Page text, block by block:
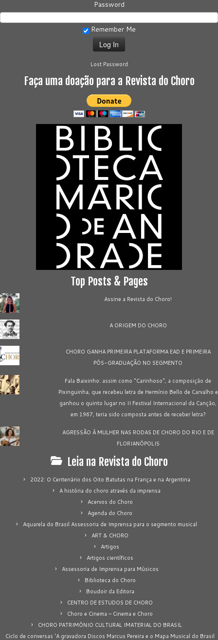
Password
Remember Me
Lost Password
Faça uma doação para a Revista do Choro
Top Posts & Pages
Assine a Revista do Choro!
A ORIGEM DO CHORO
CHORO GANHA PRIMEIRA PLATAFORMA EAD E PRIMEIRA
PÓS-GRADUAÇÃO NO SEGMENTO
Fala Baixinho: assim como "Carinhoso", a composição de
Pixinguinha, que recebeu letra de Hermínio Bello de Carvalho e
ganhou o quinto lugar no II Festival Internacional da Canção,
em 1967, teria sido composta antes de receber letra?
AGRESSÃO À MULHER NAS RODAS DE CHORO DO RIO E DE
FLORIANÓPOLIS
Leia na Revista do Choro
2022: O Centenário dos Oito Batutas na França e na Argentina
A história do choro através da imprensa
Acervos do Choro
Agenda do Choro
Aquarela do Brasil Assessoria de Imprensa para o segmento musical
ART & CHORO
Artigos
Artigos científicos
Assessoria de Imprensa para Músicos
Biblioteca do Choro
Boudoir da Editora
CENTRO DE ESTUDOS DE CHORO
Choro e Cinema – Cinema e Choro
CHORO PATRIMÔNIO CULTURAL IMATERIAL DO BRASIL
Ciclo de conversas 'A gravadora Discos Marcus Pereira e o Mapa Musical do Brasil